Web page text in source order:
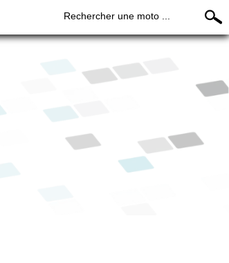
Rechercher une moto ...